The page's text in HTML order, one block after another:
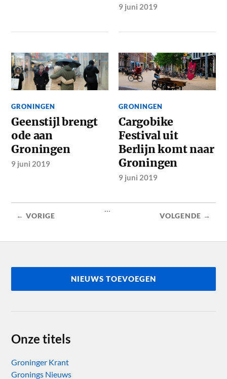
9 juni 2019
GRONINGEN
Geenstijl brengt
ode aan
Groningen
9 juni 2019
GRONINGEN
Cargobike
Festival uit
Berlijn komt naar
Groningen
9 juni 2019
← VORIGE
...
VOLGENDE →
NIEUWS TOEVOEGEN
Onze titels
Groninger Krant
Gronings Nieuws